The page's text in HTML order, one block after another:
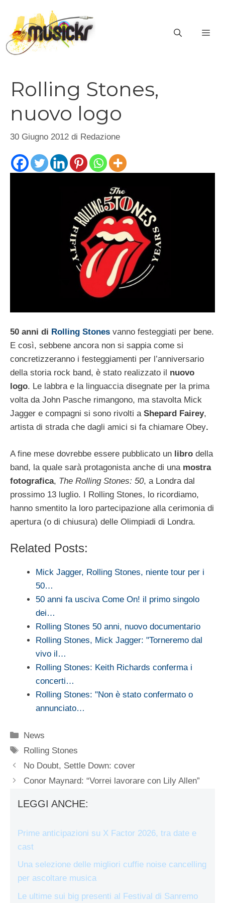
contenuto
Rolling Stones,
nuovo logo
30 Giugno 2012 di Redazione
50 anni di Rolling Stones vanno festeggiati per bene.
E così, sebbene ancora non si sappia come si
concretizzeranno i festeggiamenti per l’anniversario
della storia rock band, è stato realizzato il nuovo
logo. Le labbra e la linguaccia disegnate per la prima
volta da John Pasche rimangono, ma stavolta Mick
Jagger e compagni si sono rivolti a Shepard Fairey,
artista di strada che dagli amici si fa chiamare Obey.
A fine mese dovrebbe essere pubblicato un libro della
band, la quale sarà protagonista anche di una mostra
fotografica, The Rolling Stones: 50, a Londra dal
prossimo 13 luglio. I Rolling Stones, lo ricordiamo,
hanno smentito la loro partecipazione alla cerimonia di
apertura (o di chiusura) delle Olimpiadi di Londra.
Related Posts:
Mick Jagger, Rolling Stones, niente tour per i
50…
50 anni fa usciva Come On! il primo singolo
dei…
Rolling Stones 50 anni, nuovo documentario
Rolling Stones, Mick Jagger: "Torneremo dal
vivo il…
Rolling Stones: Keith Richards conferma i
concerti…
Rolling Stones: "Non è stato confermato o
annunciato…
Categorie
News
Tag
Rolling Stones
No Doubt, Settle Down: cover
Conor Maynard: “Vorrei lavorare con Lily Allen”
LEGGI ANCHE:
Prime anticipazioni su X Factor 2026, tra date e
cast
Una selezione delle migliori cuffie noise cancelling
per ascoltare musica
Le ultime sui big presenti al Festival di Sanremo